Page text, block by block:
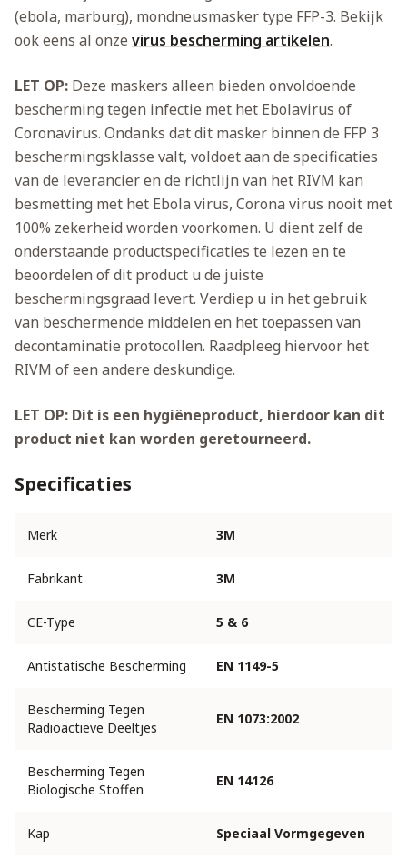
(ebola, marburg), mondneusmasker type FFP-3. Bekijk
ook eens al onze virus bescherming artikelen.
LET OP: Deze maskers alleen bieden onvoldoende
bescherming tegen infectie met het Ebolavirus of
Coronavirus. Ondanks dat dit masker binnen de FFP 3
beschermingsklasse valt, voldoet aan de specificaties
van de leverancier en de richtlijn van het RIVM kan
besmetting met het Ebola virus, Corona virus nooit met
100% zekerheid worden voorkomen. U dient zelf de
onderstaande productspecificaties te lezen en te
beoordelen of dit product u de juiste
beschermingsgraad levert. Verdiep u in het gebruik
van beschermende middelen en het toepassen van
decontaminatie protocollen. Raadpleeg hiervoor het
RIVM of een andere deskundige.
LET OP: Dit is een hygiëneproduct, hierdoor kan dit
product niet kan worden geretourneerd.
Specificaties
Merk 3M
Fabrikant 3M
CE-Type 5 & 6
Antistatische Bescherming EN 1149-5
Bescherming Tegen
Radioactieve Deeltjes
EN 1073:2002
Bescherming Tegen
Biologische Stoffen
EN 14126
Kap Speciaal Vormgegeven